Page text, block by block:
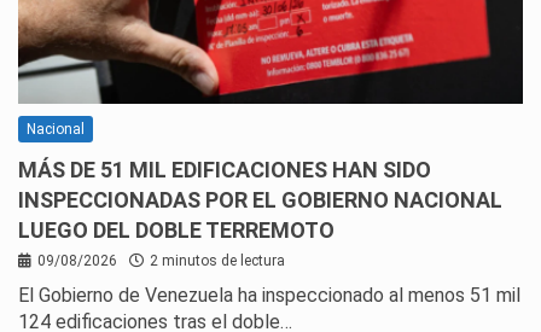
Nacional
MÁS DE 51 MIL EDIFICACIONES HAN SIDO
INSPECCIONADAS POR EL GOBIERNO NACIONAL
LUEGO DEL DOBLE TERREMOTO
09/08/2026 2 minutos de lectura
El Gobierno de Venezuela ha inspeccionado al menos 51 mil
124 edificaciones tras el doble…